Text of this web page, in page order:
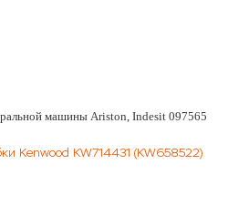
машины Ariston, Indesit 097565